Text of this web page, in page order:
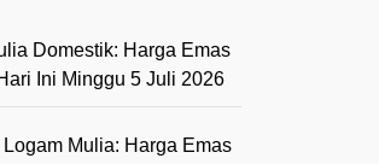
Domestik: Harga Emas
Ini Minggu 5 Juli 2026
Mulia: Harga Emas